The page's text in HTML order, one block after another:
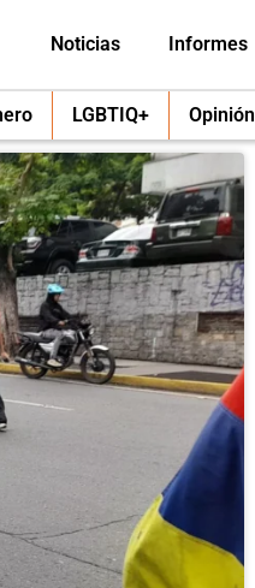
Noticias Informes
LGBTIQ+ Opinión